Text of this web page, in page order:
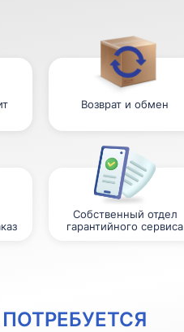
Возврат и обмен
Собственный отдел
гарантийного сервиса